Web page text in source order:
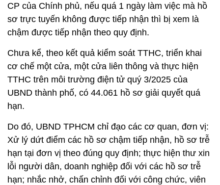
CP của Chính phủ, nếu quá 1 ngày làm việc mà hồ
sơ trực tuyến không được tiếp nhận thì bị xem là
chậm được tiếp nhận theo quy định.
Chưa kể, theo kết quả kiểm soát TTHC, triển khai
cơ chế một cửa, một cửa liên thông và thực hiện
TTHC trên môi trường điện tử quý 3/2025 của
UBND thành phố, có 44.061 hồ sơ giải quyết quá
hạn.
Do đó, UBND TPHCM chỉ đạo các cơ quan, đơn vị:
Xử lý dứt điểm các hồ sơ chậm tiếp nhận, hồ sơ trễ
hạn tại đơn vị theo đúng quy định; thực hiện thư xin
lỗi người dân, doanh nghiệp đối với các hồ sơ trễ
hạn; nhắc nhở, chấn chỉnh đối với công chức, viên